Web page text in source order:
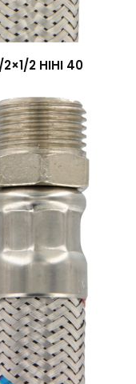
2×1/2 HIHI 40